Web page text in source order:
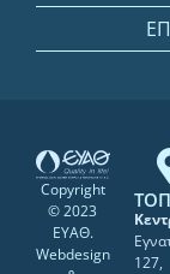
Copyright
© 2023
ΕΥΑΘ.
Webdesign
127,